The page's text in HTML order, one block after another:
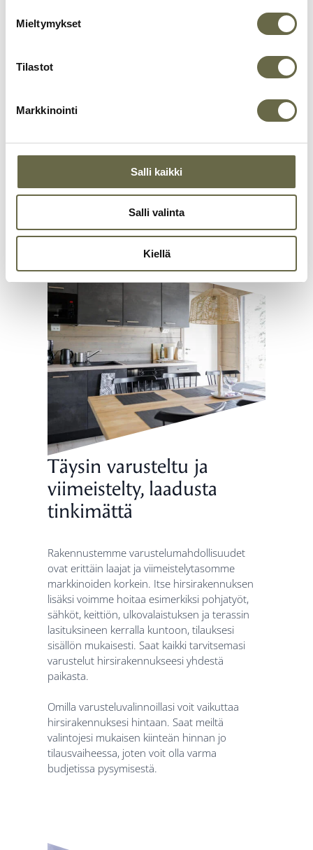
Mieltymykset
Tilastot
Markkinointi
Salli kaikki
Salli valinta
Kiellä
1
60
Täysin varusteltu ja
viimeistelty, laadusta
tinkimättä
Rakennustemme varustelumahdollisuudet
ovat erittäin laajat ja viimeistelytasomme
markkinoiden korkein. Itse hirsirakennuksen
lisäksi voimme hoitaa esimerkiksi pohjatyöt,
sähköt, keittiön, ulkovalaistuksen ja terassin
lasituksineen kerralla kuntoon, tilauksesi
sisällön mukaisesti. Saat kaikki tarvitsemasi
varustelut hirsirakennukseesi yhdestä
paikasta.
Omilla varusteluvalinnoillasi voit vaikuttaa
hirsirakennuksesi hintaan. Saat meiltä
valintojesi mukaisen kiinteän hinnan jo
tilausvaiheessa, joten voit olla varma
budjetissa pysymisestä.